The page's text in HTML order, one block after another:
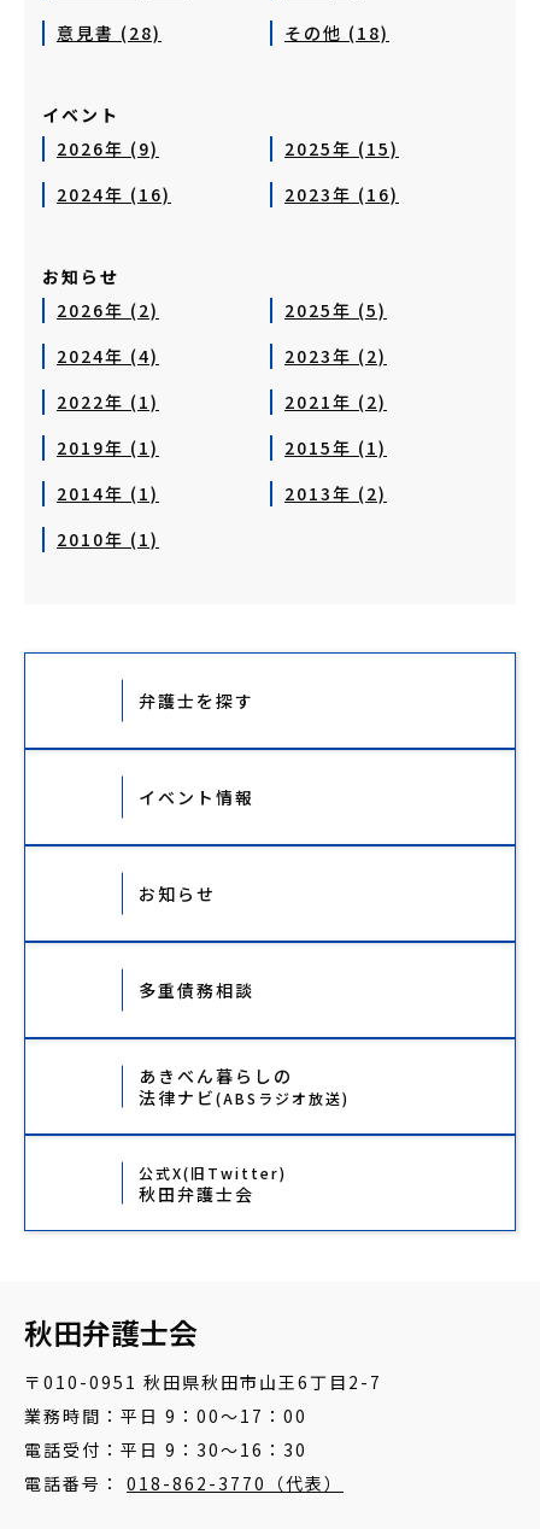
意見書 (28)
その他 (18)
イベント
2026年 (9)
2025年 (15)
2024年 (16)
2023年 (16)
お知らせ
2026年 (2)
2025年 (5)
2024年 (4)
2023年 (2)
2022年 (1)
2021年 (2)
2019年 (1)
2015年 (1)
2014年 (1)
2013年 (2)
2010年 (1)
弁護士を探す
イベント情報
お知らせ
多重債務相談
あきべん暮らしの
法律ナビ(ABSラジオ放送)
公式X(旧Twitter)
秋田弁護士会
秋田弁護士会
〒010-0951 秋田県秋田市山王6丁目2-7
業務時間：平日 9：00～17：00
電話受付：平日 9：30～16：30
電話番号： 018-862-3770（代表）